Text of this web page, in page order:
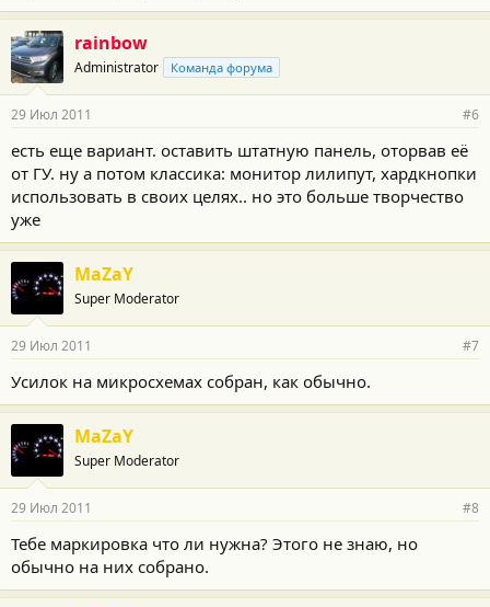
rainbow
Administrator Команда форума
29 Июл 2011 #6
есть еще вариант. оставить штатную панель, оторвав её
от ГУ. ну а потом классика: монитор лилипут, хардкнопки
использовать в своих целях.. но это больше творчество
уже
MaZaY
Super Moderator
29 Июл 2011 #7
Усилок на микросхемах собран, как обычно.
MaZaY
Super Moderator
29 Июл 2011 #8
Тебе маркировка что ли нужна? Этого не знаю, но
обычно на них собрано.